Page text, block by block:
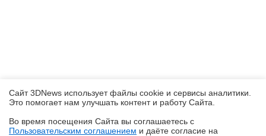
Сайт 3DNews использует файлы cookie и сервисы аналитики.
Это помогает нам улучшать контент и работу Cайта.
Во время посещения Cайта вы соглашаетесь с
Пользовательским соглашением и даёте согласие на